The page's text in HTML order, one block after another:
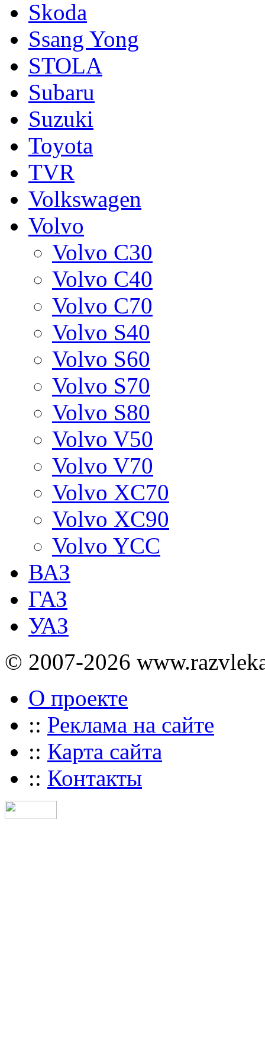
Skoda
Ssang Yong
STOLA
Subaru
Suzuki
Toyota
TVR
Volkswagen
Volvo
Volvo C30
Volvo C40
Volvo C70
Volvo S40
Volvo S60
Volvo S70
Volvo S80
Volvo V50
Volvo V70
Volvo XC70
Volvo XC90
Volvo YCC
ВАЗ
ГАЗ
УАЗ
© 2007-2026
О проекте
:: Реклама на сайте
:: Карта сайта
:: Контакты